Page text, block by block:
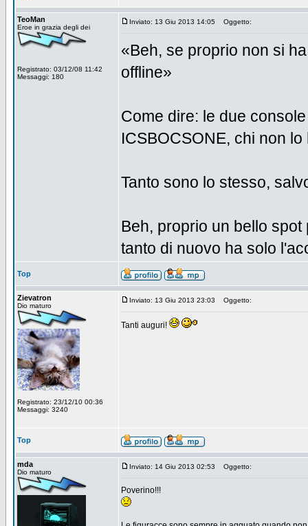
TeoMan
Eroe in grazia degli dei
Registrato: 03/12/08 11:42
Messaggi: 180
Inviato: 13 Giu 2013 14:05 Oggetto:
«Beh, se proprio non si
offline»
Come dire: le due
ICSBOCSONE, chi non
Tanto sono lo stesso,
Beh, proprio un bello
tanto di nuovo ha solo
Top
Zievatron
Dio maturo
Registrato: 23/12/10 00:36
Messaggi: 3240
Inviato: 13 Giu 2013 23:03 Oggetto:
Tanti auguri!
Top
mda
Dio maturo
Inviato: 14 Giu 2013 02:53 Oggetto:
Poverino!!!